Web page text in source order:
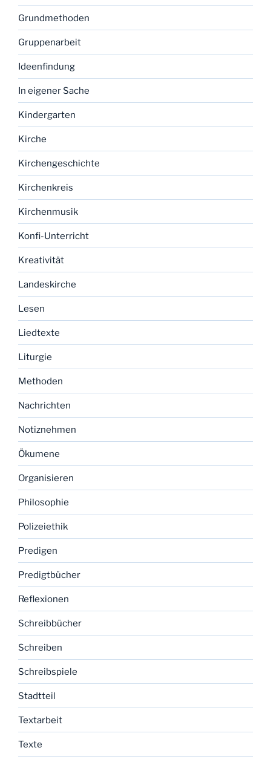
Grundmethoden
Gruppenarbeit
Ideenfindung
In eigener Sache
Kindergarten
Kirche
Kirchengeschichte
Kirchenkreis
Kirchenmusik
Konfi-Unterricht
Kreativität
Landeskirche
Lesen
Liedtexte
Liturgie
Methoden
Nachrichten
Notiznehmen
Ökumene
Organisieren
Philosophie
Polizeiethik
Predigen
Predigtbücher
Reflexionen
Schreibbücher
Schreiben
Schreibspiele
Stadtteil
Textarbeit
Texte